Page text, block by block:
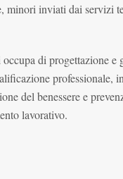
minori inviati dai servizi
occupa di progettazione e
professionale,
del benessere e
lavorativo.